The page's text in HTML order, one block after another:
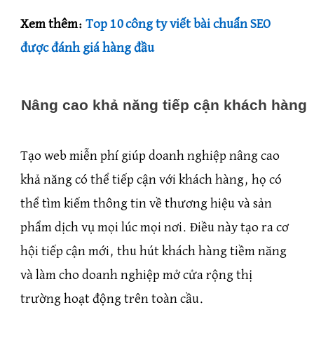
Xem thêm: Top 10 công ty viết bài chuẩn SEO
được đánh giá hàng đầu
Nâng cao khả năng tiếp cận khách hàng
Tạo web miễn phí giúp doanh nghiệp nâng cao
khả năng có thể tiếp cận với khách hàng, họ có
thể tìm kiếm thông tin về thương hiệu và sản
phẩm dịch vụ mọi lúc mọi nơi. Điều này tạo ra cơ
hội tiếp cận mới, thu hút khách hàng tiềm năng
và làm cho doanh nghiệp mở cửa rộng thị
trường hoạt động trên toàn cầu.